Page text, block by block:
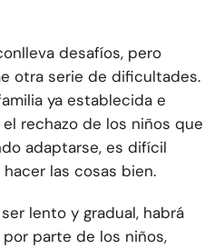
desafíos, pero
otra serie de dificultades.
ya establecida e
rechazo de los niños que
adaptarse, es difícil
las cosas bien.
lento y gradual, habrá
parte de los niños,